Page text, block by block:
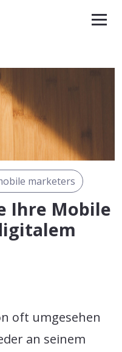
marketers
Ihre Mobile
oft umgesehen
an seinem